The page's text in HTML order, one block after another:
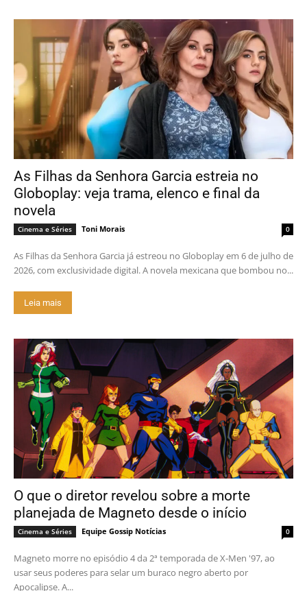
As Filhas da Senhora Garcia estreia no
Globoplay: veja trama, elenco e final da
novela
Cinema e Séries Toni Morais 0
As Filhas da Senhora Garcia já estreou no Globoplay em 6 de julho de
2026, com exclusividade digital. A novela mexicana que bombou no...
Leia mais
O que o diretor revelou sobre a morte
planejada de Magneto desde o início
Cinema e Séries Equipe Gossip Notícias 0
Magneto morre no episódio 4 da 2ª temporada de X-Men '97, ao
usar seus poderes para selar um buraco negro aberto por
Apocalipse. A...